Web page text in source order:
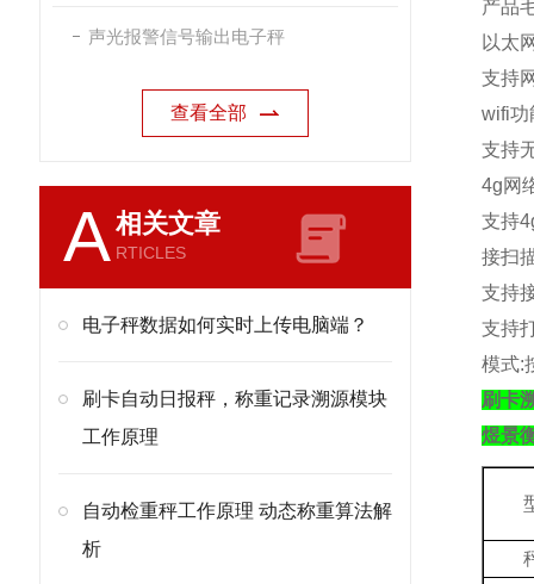
声光报警信号输出电子秤
查看全部
A相关文章
RTICLES
电子秤数据如何实时上传电脑端？
刷卡自动日报秤，称重记录溯源模块
工作原理
自动检重秤工作原理 动态称重算法解
析
产品
以太
支持
wifi功
支持
4g网
支持
接扫
支持
支持
模式:
刷卡
煜景